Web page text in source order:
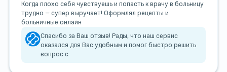
Когда плохо себя чувствуешь и попасть к врачу в больницу
трудно — супер выручает! Оформлял рецепты и
больничные онлайн
Спасибо за Ваш отзыв! Рады, что наш сервис
оказался для Вас удобным и помог быстро решить
вопрос с